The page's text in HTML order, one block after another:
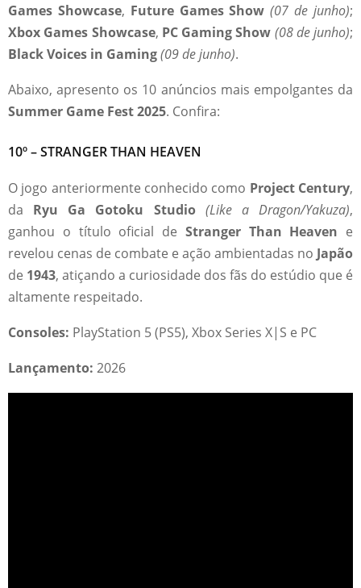
Games Showcase, Future Games Show (07 de junho);
Xbox Games Showcase, PC Gaming Show (08 de junho);
Black Voices in Gaming(09 de junho).
Abaixo, apresento os 10 anúncios mais empolgantes da
Summer Game Fest 2025. Confira:
10º – STRANGER THAN HEAVEN
O jogo anteriormente conhecido como Project Century,
da Ryu Ga Gotoku Studio (Like a Dragon/Yakuza),
ganhou o título oficial de Stranger Than Heaven e
revelou cenas de combate e ação ambientadas no Japão
de 1943, atiçando a curiosidade dos fãs do estúdio que é
altamente respeitado.
Consoles: PlayStation 5 (PS5), Xbox Series X|S e PC
Lançamento: 2026